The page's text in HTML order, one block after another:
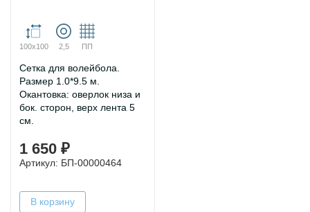
100х100 2,5 ПП
Сетка для волейбола.
Размер 1.0*9.5 м.
Окантовка: оверлок низа и
бок. сторон, верх лента 5
см.
1 650 ₽
Артикул: БП-00000464
В корзину